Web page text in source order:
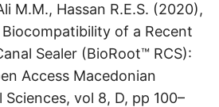
M.M., Hassan R.E.S. (2020),
of a Recent
Sealer (BioRoot™ RCS):
Access Macedonian
vol 8, D, pp 100–